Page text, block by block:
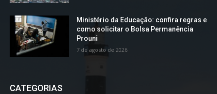
Ministério da Educação: confira regras e
como solicitar o Bolsa Permanência
Prouni
7 de agosto de 2026
CATEGORIAS